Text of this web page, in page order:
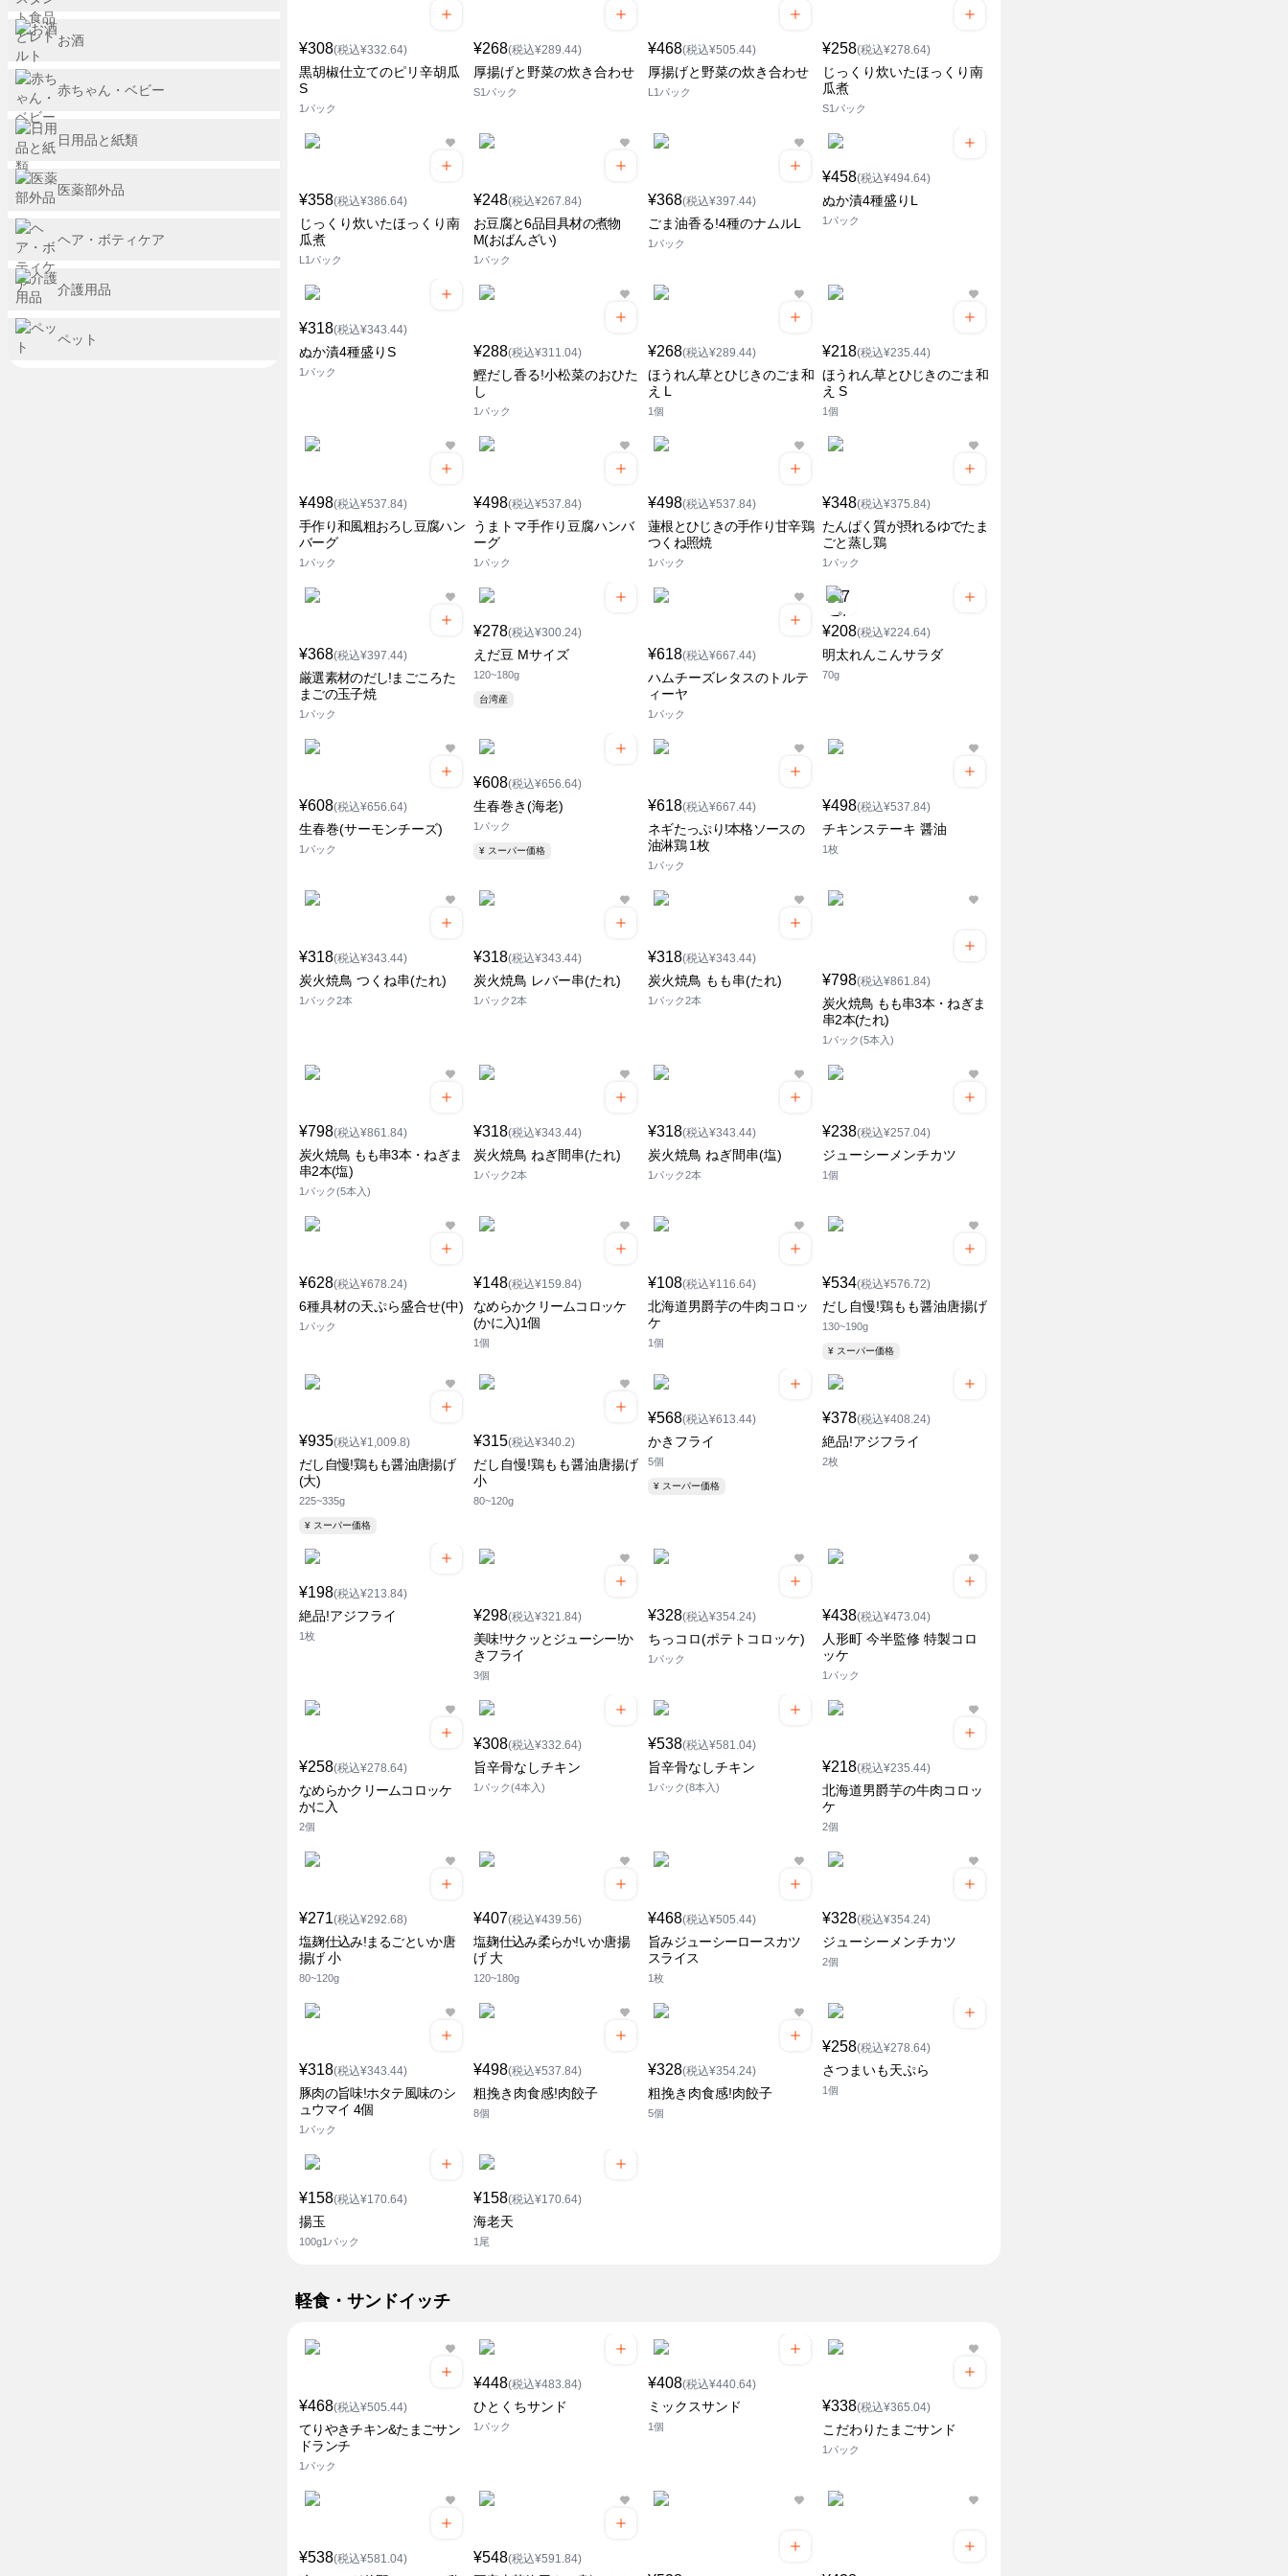
¥308(税込¥332.64)
黒胡椒仕立てのピリ辛胡瓜
S
1パック
¥268(税込¥289.44)
厚揚げと野菜の炊き合わせ
S1パック
¥468(税込¥505.44)
厚揚げと野菜の炊き合わせ
L1パック
¥258(税込¥278.64)
じっくり炊いたほっくり南
瓜煮
S1パック
¥358(税込¥386.64)
じっくり炊いたほっくり南
瓜煮
L1パック
¥248(税込¥267.84)
お豆腐と6品目具材の煮物
M(おばんざい)
1パック
¥368(税込¥397.44)
ごま油香る!4種のナムルL
1パック
¥458(税込¥494.64)
ぬか漬4種盛りL
1パック
¥318(税込¥343.44)
ぬか漬4種盛りS
1パック
¥288(税込¥311.04)
鰹だし香る!小松菜のおひた
し
1パック
¥268(税込¥289.44)
ほうれん草とひじきのごま和
え L
1個
¥218(税込¥235.44)
ほうれん草とひじきのごま和
え S
1個
¥498(税込¥537.84)
手作り和風粗おろし豆腐ハン
バーグ
1パック
¥498(税込¥537.84)
うまトマ手作り豆腐ハンバ
ーグ
1パック
¥498(税込¥537.84)
蓮根とひじきの手作り甘辛鶏
つくね照焼
1パック
¥348(税込¥375.84)
たんぱく質が摂れるゆでたま
ごと蒸し鶏
1パック
¥368(税込¥397.44)
厳選素材のだし!まごころた
まごの玉子焼
1パック
¥278(税込¥300.24)
えだ豆 Mサイズ
120~180g
台湾産
¥618(税込¥667.44)
ハムチーズレタスのトルテ
ィーヤ
1パック
¥208(税込¥224.64)
明太れんこんサラダ
70g
¥608(税込¥656.64)
生春巻(サーモンチーズ)
1パック
¥608(税込¥656.64)
生春巻き(海老)
1パック
¥ スーパー価格
¥618(税込¥667.44)
ネギたっぷり!本格ソースの
油淋鶏 1枚
1パック
¥498(税込¥537.84)
チキンステーキ 醤油
1枚
¥318(税込¥343.44)
炭火焼鳥 つくね串(たれ)
1パック2本
¥318(税込¥343.44)
炭火焼鳥 レバー串(たれ)
1パック2本
¥318(税込¥343.44)
炭火焼鳥 もも串(たれ)
1パック2本
¥798(税込¥861.84)
炭火焼鳥 もも串3本・ねぎま
串2本(たれ)
1パック(5本入)
¥798(税込¥861.84)
炭火焼鳥 もも串3本・ねぎま
串2本(塩)
1パック(5本入)
¥318(税込¥343.44)
炭火焼鳥 ねぎ間串(たれ)
1パック2本
¥318(税込¥343.44)
炭火焼鳥 ねぎ間串(塩)
1パック2本
¥238(税込¥257.04)
ジューシーメンチカツ
1個
¥628(税込¥678.24)
6種具材の天ぷら盛合せ(中)
1パック
¥148(税込¥159.84)
なめらかクリームコロッケ
(かに入)1個
1個
¥108(税込¥116.64)
北海道男爵芋の牛肉コロッ
ケ
1個
¥534(税込¥576.72)
だし自慢!鶏もも醤油唐揚げ
130~190g
¥ スーパー価格
¥935(税込¥1,009.8)
だし自慢!鶏もも醤油唐揚げ
(大)
225~335g
¥ スーパー価格
¥315(税込¥340.2)
だし自慢!鶏もも醤油唐揚げ
小
80~120g
¥568(税込¥613.44)
かきフライ
5個
¥ スーパー価格
¥378(税込¥408.24)
絶品!アジフライ
2枚
¥198(税込¥213.84)
絶品!アジフライ
1枚
¥298(税込¥321.84)
美味!サクッとジューシー!か
きフライ
3個
¥328(税込¥354.24)
ちっコロ(ポテトコロッケ)
1パック
¥438(税込¥473.04)
人形町 今半監修 特製コロ
ッケ
1パック
¥258(税込¥278.64)
なめらかクリームコロッケ
かに入
2個
¥308(税込¥332.64)
旨辛骨なしチキン
1パック(4本入)
¥538(税込¥581.04)
旨辛骨なしチキン
1パック(8本入)
¥218(税込¥235.44)
北海道男爵芋の牛肉コロッ
ケ
2個
¥271(税込¥292.68)
塩麹仕込み!まるごといか唐
揚げ 小
80~120g
¥407(税込¥439.56)
塩麹仕込み柔らか!いか唐揚
げ 大
120~180g
¥468(税込¥505.44)
旨みジューシーロースカツ
スライス
1枚
¥328(税込¥354.24)
ジューシーメンチカツ
2個
¥318(税込¥343.44)
豚肉の旨味!ホタテ風味のシ
ュウマイ 4個
1パック
¥498(税込¥537.84)
粗挽き肉食感!肉餃子
8個
¥328(税込¥354.24)
粗挽き肉食感!肉餃子
5個
¥258(税込¥278.64)
さつまいも天ぷら
1個
¥158(税込¥170.64)
揚玉
100g1パック
¥158(税込¥170.64)
海老天
1尾
軽食・サンドイッチ
¥468(税込¥505.44)
てりやきチキン&たまごサン
ドランチ
1パック
¥448(税込¥483.84)
ひとくちサンド
1パック
¥408(税込¥440.64)
ミックスサンド
1個
¥338(税込¥365.04)
こだわりたまごサンド
1パック
¥538(税込¥581.04) ¥548(税込¥591.84)
お酒
赤ちゃん・ベビー
日用品と紙類
医薬部外品
ヘア・ボティケア
介護用品
ペット